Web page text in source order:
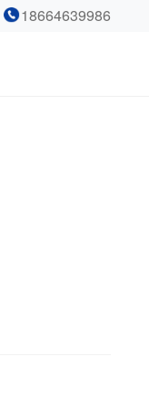
18664639986